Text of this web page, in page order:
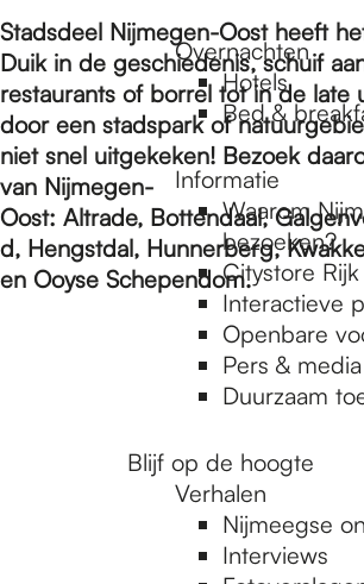
Overnachten
Hotels
Bed &
Informatie
Waarom
bezoeken?
Citystore
Interactieve
Openbare
Pers & media
Duurzaam
Blijf op de hoogte
Verhalen
Nijmeegse
Interviews
Stadsdeel Nijmegen-Oost heeft
Duik in de geschiedenis, schuif
restaurants of borrel tot in de late
door een stadspark of
niet snel uitgekeken! Bezoek
van Nijmegen-
Oost: Altrade, Bottendaal,
d, Hengstdal, Hunnerberg,
en Ooyse Schependom.